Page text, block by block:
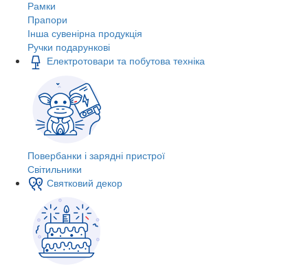
Рамки
Прапори
Інша сувенірна продукція
Ручки подарункові
Електротовари та побутова техніка
Повербанки і зарядні пристрої
Світильники
Святковий декор